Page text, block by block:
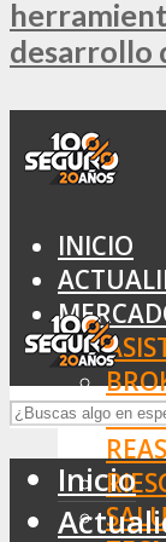
desarrollo
INICIO
Inicio